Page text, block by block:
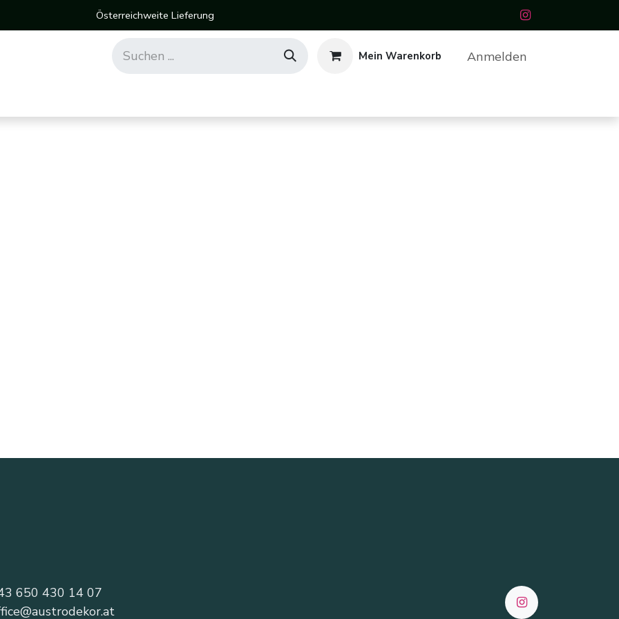
Österreichweite Lieferung
Mein Warenkorb Anmelden
650 430 14 07